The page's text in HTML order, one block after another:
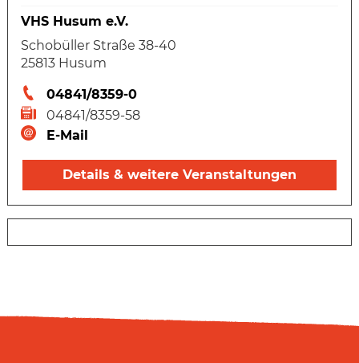
VHS Husum e.V.
Schobüller Straße 38-40
25813 Husum
04841/8359-0
04841/8359-58
E-Mail
Details & weitere Veranstaltungen